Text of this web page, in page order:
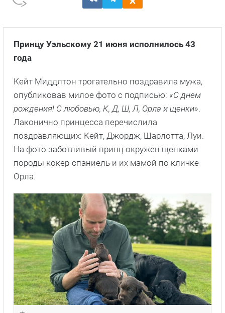
Принцу Уэльскому 21 июня исполнилось 43
года
Кейт Миддлтон трогательно поздравила мужа,
опубликовав милое фото с подписью: «С днем
рождения! С любовью, К, Д, Ш, Л, Орла и щенки».
Лаконично принцесса перечислила
поздравляющих: Кейт, Джордж, Шарлотта, Луи.
На фото заботливый принц окружен щенками
породы кокер-спаниель и их мамой по кличке
Орла.